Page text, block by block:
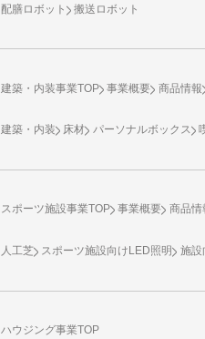
配膳ロボット 搬送ロボット
建築・内装事業TOP 事業概要 商品情報
建築・内装 床材 パーソナルボックス
スポーツ施設事業TOP 事業概要 商品情
人工芝 スポーツ施設向け LED照明 施設
ハウジング事業TOP